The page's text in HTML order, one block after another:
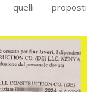
proposti